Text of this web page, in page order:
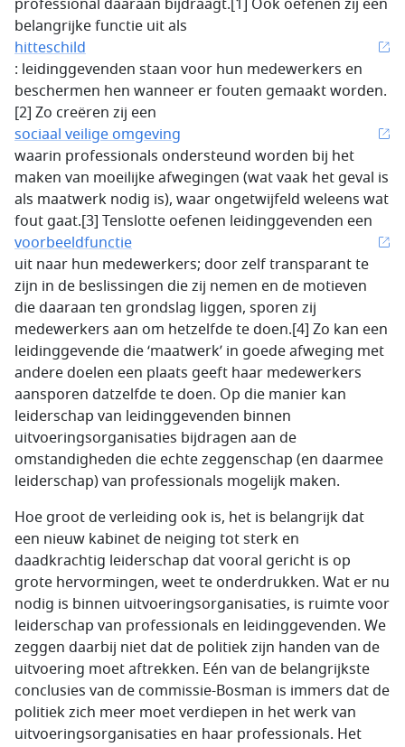
professional daaraan bijdraagt.[1] Ook oefenen zij een
belangrijke functie uit als
hitteschild
: leidinggevenden staan voor hun medewerkers en
beschermen hen wanneer er fouten gemaakt worden.
[2] Zo creëren zij een
sociaal veilige omgeving
waarin professionals ondersteund worden bij het
maken van moeilijke afwegingen (wat vaak het geval is
als maatwerk nodig is), waar ongetwijfeld weleens wat
fout gaat.[3] Tenslotte oefenen leidinggevenden een
voorbeeldfunctie
uit naar hun medewerkers; door zelf transparant te
zijn in de beslissingen die zij nemen en de motieven
die daaraan ten grondslag liggen, sporen zij
medewerkers aan om hetzelfde te doen.[4] Zo kan een
leidinggevende die ‘maatwerk’ in goede afweging met
andere doelen een plaats geeft haar medewerkers
aansporen datzelfde te doen. Op die manier kan
leiderschap van leidinggevenden binnen
uitvoeringsorganisaties bijdragen aan de
omstandigheden die echte zeggenschap (en daarmee
leiderschap) van professionals mogelijk maken.
Hoe groot de verleiding ook is, het is belangrijk dat
een nieuw kabinet de neiging tot sterk en
daadkrachtig leiderschap dat vooral gericht is op
grote hervormingen, weet te onderdrukken. Wat er nu
nodig is binnen uitvoeringsorganisaties, is ruimte voor
leiderschap van professionals en leidinggevenden. We
zeggen daarbij niet dat de politiek zijn handen van de
uitvoering moet aftrekken. Eén van de belangrijkste
conclusies van de commissie-Bosman is immers dat de
politiek zich meer moet verdiepen in het werk van
uitvoeringsorganisaties en haar professionals. Het